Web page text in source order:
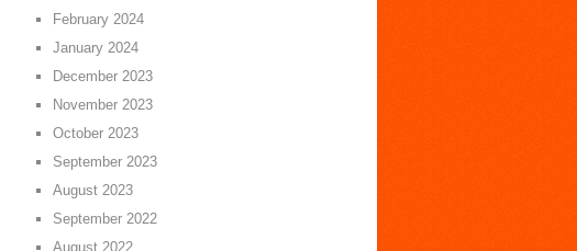
February 2024
January 2024
December 2023
November 2023
October 2023
September 2023
August 2023
September 2022
August 2022